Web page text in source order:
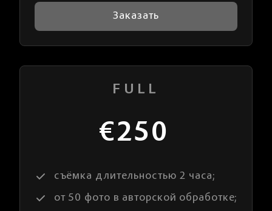
Заказать
FULL
€250
съёмка длительностью 2 часа;
от 50 фото в авторской обработке;